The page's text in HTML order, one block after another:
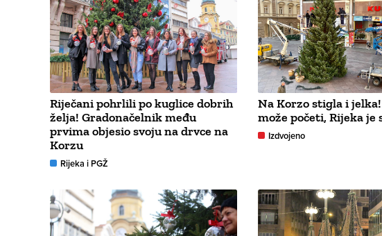
Riječani pohrlili po kuglice dobrih
želja! Gradonačelnik među
prvima objesio svoju na drvce na
Korzu
Rijeka i PGŽ
Na Korzo stigla i
može početi, Rijeka je
Izdvojeno